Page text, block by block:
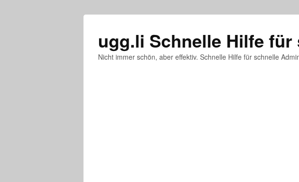
ugg.li Schnelle Hilfe
Nicht immer schön, aber effektiv. Schnelle Hilfe für schnelle